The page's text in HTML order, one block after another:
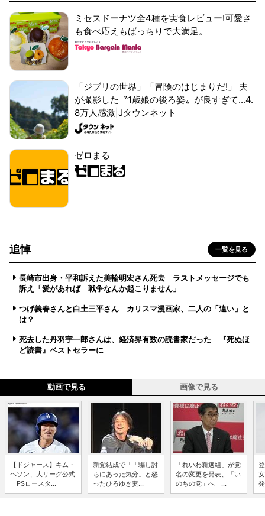
ミセスドーナツ全4種を実食レビュー!可愛さ
も食べ応えもばっちりで大満足。
「ジブリの世界」「冒険のはじまりだ!」 夫
が撮影した〝1歳娘の後ろ姿〟が良すぎて...4.
8万人感激|Jタウンネット
ゼロまる
追悼 一覧を見る
長崎市出身・平和訴えた美輪明宏さん死去 ラストメッセージでも
訴え「愛があれば 戦争なんか起こりません」
つげ義春さんと白土三平さん カリスマ漫画家、二人の「違い」と
は？
死去した丹羽宇一郎さんは、経済界有数の読書家だった 『死ぬほ
ど読書』ベストセラーに
動画で見る 画像で見る
【ドジャース】キム・
ヘソン、大リーグ公式
「PSロースタ...
新党結成で「「騙し討
ちにあった気分」と怒
ったひろゆき妻...
「れいわ新選組」が党
名の変更を発表、「い
のちの党」へ ...